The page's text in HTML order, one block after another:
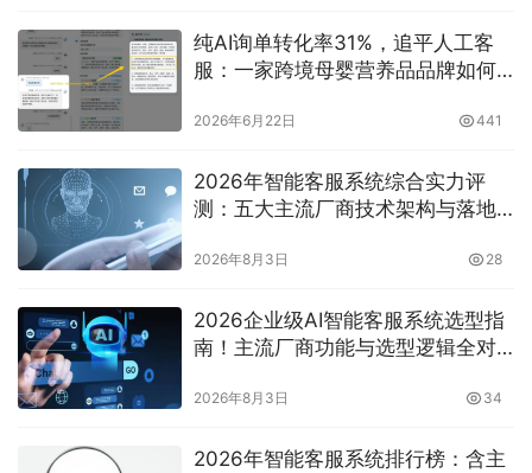
纯AI询单转化率31%，追平人工客
服：一家跨境母婴营养品品牌如何
2026年6月22日 441
2026年智能客服系统综合实力评
测：五大主流厂商技术架构与落地
2026年8月3日 28
2026企业级AI智能客服系统选型指
南！主流厂商功能与选型逻辑全对
2026年8月3日 34
2026年智能客服系统排行榜：含主